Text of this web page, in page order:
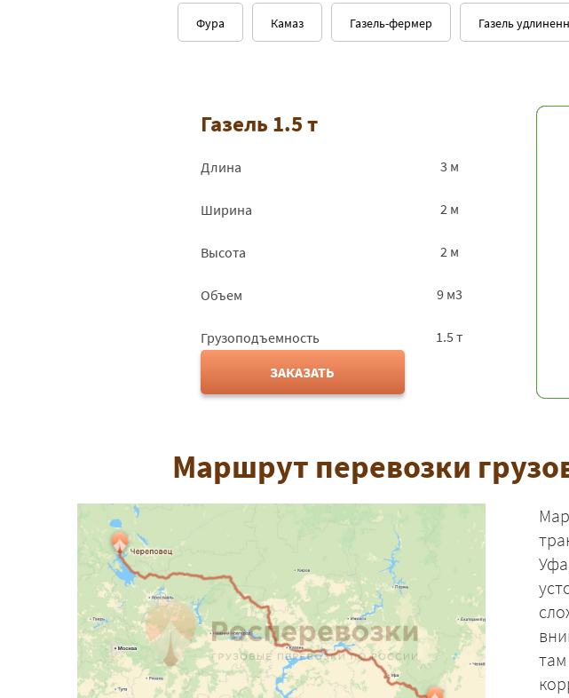
Газель
Газель-фермер
Камаз
Фура
Газель 1.5 т
Длина 3 м
Ширина 2 м
Высота 2 м
Объем 9 м3
Грузоподъемность
1.5 т
ЗАКАЗАТЬ
Маршрут перевозки